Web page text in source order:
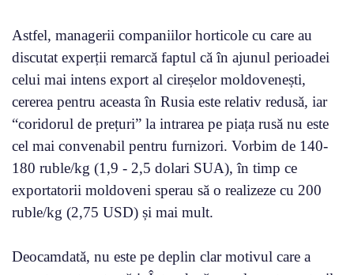
Astfel, managerii companiilor horticole cu care au
discutat experții remarcă faptul că în ajunul perioadei
celui mai intens export al cireșelor moldovenești,
cererea pentru aceasta în Rusia este relativ redusă, iar
“coridorul de prețuri” la intrarea pe piața rusă nu este
cel mai convenabil pentru furnizori. Vorbim de 140-
180 ruble/kg (1,9 - 2,5 dolari SUA), în timp ce
exportatorii moldoveni sperau să o realizeze cu 200
ruble/kg (2,75 USD) și mai mult.
Deocamdată, nu este pe deplin clar motivul care a